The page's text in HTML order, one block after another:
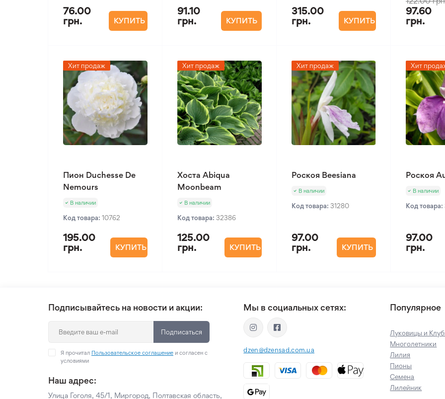
76.00
грн.
КУПИТЬ
91.10
грн.
КУПИТЬ
315.00
грн.
КУПИТЬ
97.60
грн.
Хит продаж
Пион Duchesse De
Nemours
В наличии
Код товара: 10762
195.00
грн.
КУПИТЬ
Хит продаж
Хоста Abiqua
Moonbeam
В наличии
Код товара: 32386
125.00
грн.
КУПИТЬ
Хит продаж
Роскоя Beesiana
В наличии
Код товара: 31280
97.00
грн.
КУПИТЬ
Хит
Роскоя
В наличии
Код товара:
97.00
грн.
Подписывайтесь на новости и акции:
Подписаться
Я прочитал Пользовательское соглашение и согласен с
условиями
Наш адрес:
Улица Гоголя, 45/1, Миргород, Полтавская область,
Мы в социальных сетях:
dzen@dzensad.com.ua
Популярное
Луковицы и
Многолетники
Лилия
Пионы
Семена
Лилейник